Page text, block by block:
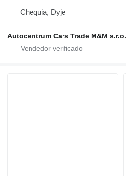
Chequia, Dyje
Autocentrum Cars Trade M&M s.r.o.